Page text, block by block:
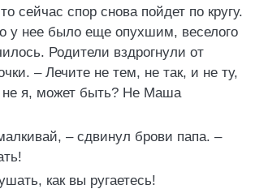
сейчас спор снова пойдет по кругу.
у нее было еще опухшим, веселого
Родители вздрогнули от
– Лечите не тем, не так, и не ту,
я, может быть? Не Маша
– сдвинул брови папа. –
как вы ругаетесь!